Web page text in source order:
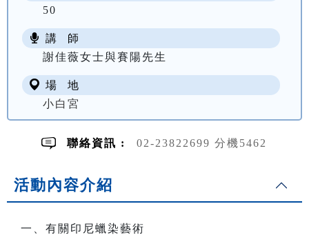
50
講 師
謝佳薇女士與賽陽先生
場 地
小白宮
聯絡資訊 : 02-23822699 分機5462
活動內容介紹
一、有關印尼蠟染藝術